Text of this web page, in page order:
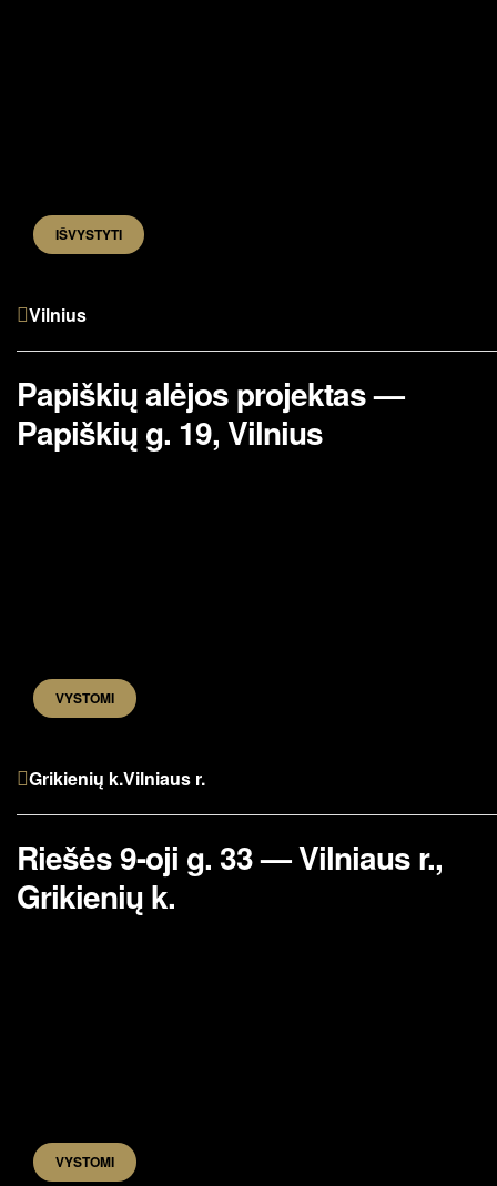
IŠVYSTYTI
Vilnius
Papiškių alėjos projektas —
Papiškių g. 19, Vilnius
VYSTOMI
Grikienių k.Vilniaus r.
Riešės 9-oji g. 33 — Vilniaus r.,
Grikienių k.
VYSTOMI